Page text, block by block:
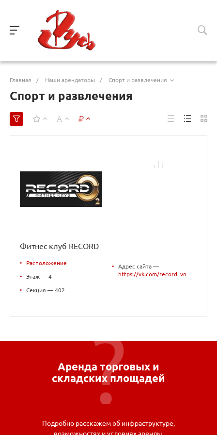
Главная / Наши арендаторы / Спорт и развлечения
Спорт и развлечения
Фитнес клуб RECORD
• Расположение
• Этаж — 4
• Секция — 402
•
Адрес сайта —
https://vk.com/record_vn
Аренда торговых и
складских площадей
Подробно расскажем об инфраструктуре,